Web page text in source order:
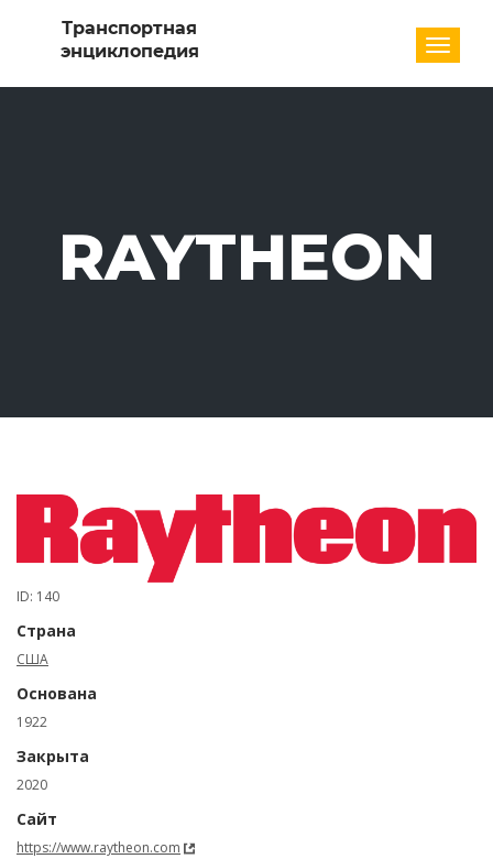
RAYTHEON
ID: 140
Страна
США
Основана
1922
Закрыта
2020
Сайт
https://www.raytheon.com